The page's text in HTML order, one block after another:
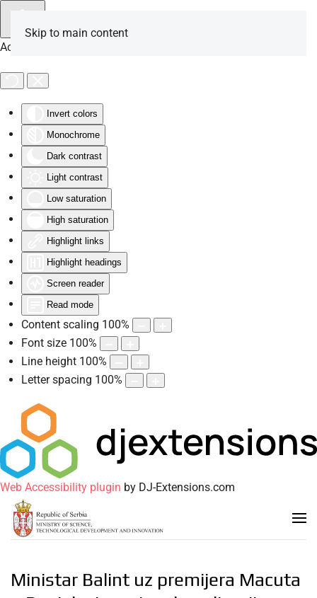
Accessibility Tools
Invert colors
Monochrome
Dark contrast
Light contrast
Low saturation
High saturation
Highlight links
Highlight headings
Screen reader
Read mode
Content scaling 100%
Font size 100%
Line height 100%
Letter spacing 100%
Web Accessibility plugin by DJ-Extensions.com
Skip to main content
Ministar Balint uz premijera Macuta